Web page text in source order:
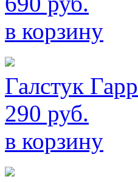
в корзину
Галстук
290 руб.
в корзину